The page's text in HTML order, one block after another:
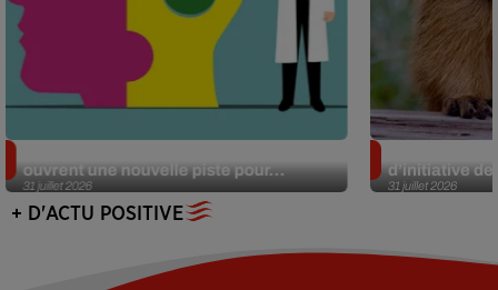
31 juillet 2026
ouvrent une nouvelle piste pour...
31 juillet 2026
d’initiative
+ D'ACTU POSITIVE